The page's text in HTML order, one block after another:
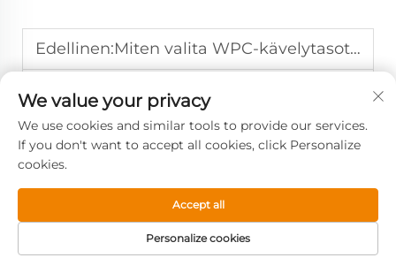
Edellinen:Miten valita WPC-kävelytasot maisemointiin ja julkisiin tiloihin? Sijoittaminen uusiutuviin energiamuotoihin: markkianalyysi
Seuraava: Mitkä ovat kustannusedynamiikan edut WPC-katosrakenteissa suurissa hankkeissa?
We value your privacy
We use cookies and similar tools to provide our services.
If you don't want to accept all cookies, click Personalize
cookies.
Personalize cookies
Accept all